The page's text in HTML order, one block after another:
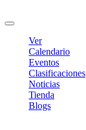
Ver
Calendario
Eventos
Clasificaciones
Noticias
Tienda
Blogs